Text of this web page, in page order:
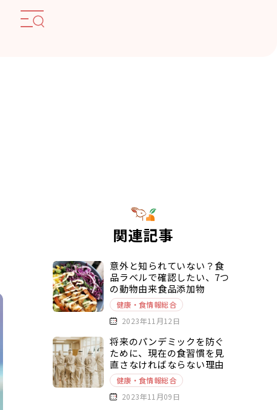
関連記事
意外と知られていない？食
品ラベルで確認したい、7つ
の動物由来食品添加物
健康・食情報総合
2023年11月12日
将来のパンデミックを防ぐ
ために、現在の食習慣を見
直さなければならない理由
健康・食情報総合
2023年11月09日